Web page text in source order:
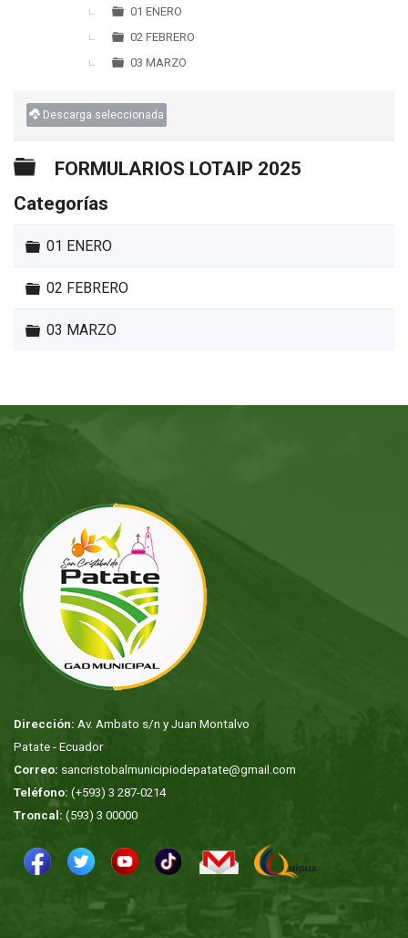
01 ENERO
02 FEBRERO
03 MARZO
Descarga seleccionada
Carpeta
FORMULARIOS LOTAIP 2025
Categorías
Carpeta
01 ENERO
Carpeta
02 FEBRERO
Carpeta
03 MARZO
Dirección: Av. Ambato s/n y Juan Montalvo
Patate - Ecuador
Correo: sancristobalmunicipiodepatate@gmail.com
Teléfono: (+593) 3 287-0214
Troncal: (593) 3 00000